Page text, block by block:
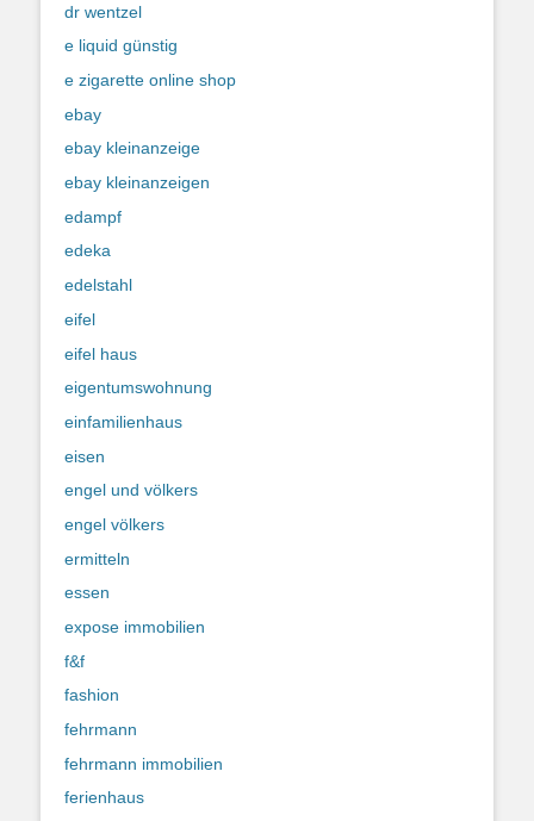
dr wentzel
e liquid günstig
e zigarette online shop
ebay
ebay kleinanzeige
ebay kleinanzeigen
edampf
edeka
edelstahl
eifel
eifel haus
eigentumswohnung
einfamilienhaus
eisen
engel und völkers
engel völkers
ermitteln
essen
expose immobilien
f&f
fashion
fehrmann
fehrmann immobilien
ferienhaus